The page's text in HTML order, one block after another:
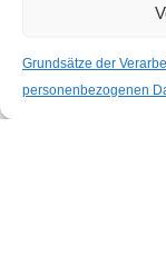
Grundsätze der
personenbezogenen
JSM Treppen Plus
851 39 Wettstetten,
Tel:+49 (0) 157 368 04
E-Mail: